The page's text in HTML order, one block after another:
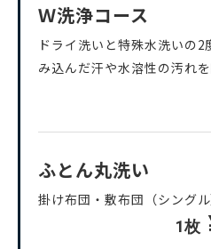
Ｗ洗浄コース
ドライ洗いと特殊水洗いの
み込んだ汗や水溶性の汚れを
ふとん丸洗い
掛け布団・敷布団（シング
1枚